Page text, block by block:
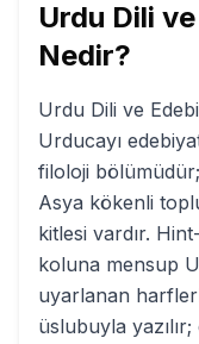
Urdu Dili
Nedir?
Urdu Dili ve
Urducayı
filoloji
Asya kökenli
kitlesi vardır.
koluna mensup
uyarlanan
üslubuyla